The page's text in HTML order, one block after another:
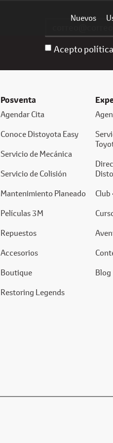
Nuevos
Acepto
Posventa
Agendar Cita
Conoce Distoyota Easy
Servicio de Mecánica
Servicio de Colisión
Mantenimiento Planeado
Películas 3M
Repuestos
Accesorios
Boutique
Restoring Legends
Blog